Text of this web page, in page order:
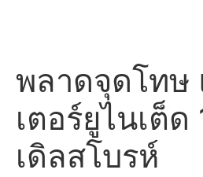
พลาดจุดโทษ
เตอร์ยูไนเต็ด
เดิลสโบรห์